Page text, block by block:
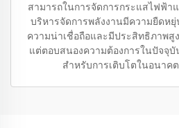
สามารถในการจัดการกระแสไฟฟ้า
บริหารจัดการพลังงานมีความยืดห
ความน่าเชื่อถือและมีประสิทธิภาพสู
แต่ตอบสนองความต้องการในปัจจุ
สำหรับการเติบโตในอนาค